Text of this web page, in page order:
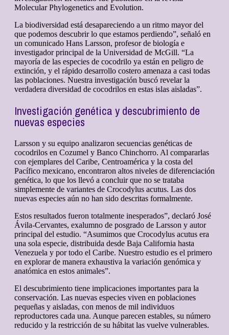
Molecular Phylogenetics and Evolution.
La biodiversidad está desapareciendo a un ritmo mayor del
que podemos descubrir lo que estamos perdiendo”, señaló en
un comunicado Hans Larsson, profesor de biología e
investigador principal de la Universidad de McGill. “La
mayoría de las especies de cocodrilo ya están en peligro de
extinción, y el rápido desarrollo costero amenaza a casi todas
las poblaciones. Nuestra investigación buscó revelar la
verdadera diversidad de cocodrilos en estas islas aisladas”.
Investigación genética y descubrimiento de
nuevas especies
Larsson y su equipo analizaron secuencias genéticas de
cocodrilos en Cozumel y Banco Chinchorro. Al compararlas
con ejemplares del Caribe, Centroamérica y la costa del
Pacífico mexicano, encontraron altos niveles de diferenciación
genética, lo que los llevó a concluir que no se trataba
simplemente de variantes de Crocodylus acutus. Las dos
nuevas especies aún no han sido descritas formalmente.
Estos resultados fueron totalmente inesperados”, declaró José
Ávila-Cervantes, exalumno de posgrado de Larsson y autor
principal del estudio. “Asumimos que Crocodylus acutus era
una sola especie, distribuida desde Baja California hasta
Venezuela y por todo el Caribe. Nuestro estudio es el primero
en explorar de manera exhaustiva la variación genómica y
anatómica en estos animales”.
El descubrimiento tiene implicaciones importantes para la
conservación. Las nuevas especies viven en poblaciones
pequeñas y aisladas, con menos de mil individuos
reproductores cada una. Aunque parecen estables, su número
reducido y la restricción de su hábitat las vuelve vulnerables.